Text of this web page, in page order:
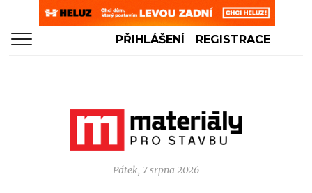
PŘIHLÁŠENÍ REGISTRACE
Pátek, 7 srpna 2026